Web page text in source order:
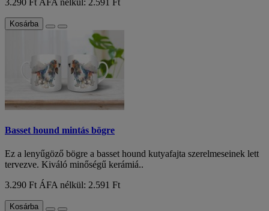
3.290 Ft ÁFA nélkül: 2.591 Ft
Kosárba
Basset hound mintás bögre
Ez a lenyűgöző bögre a basset hound kutyafajta szerelmeseinek lett
tervezve. Kiváló minőségű kerámiá..
3.290 FtÁFA nélkül: 2.591 Ft
Kosárba